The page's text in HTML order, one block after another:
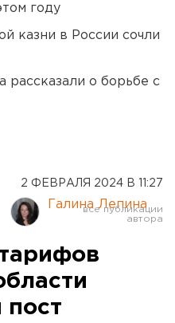
году
казни в России сочли
рассказали о борьбе с
2 ФЕВРАЛЯ 2024 В 11:27
Галина Лепина
пост